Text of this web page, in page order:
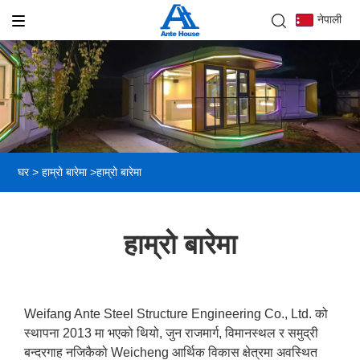
नेपाली
घर > हाम्रो बारेमा >हाम्रो बारेमा
हाम्रो बारेमा
Weifang Ante Steel Structure Engineering Co., Ltd. को
स्थापना 2013 मा भएको थियो, जुन राजमार्ग, विमानस्थल र समुद्री
बन्दरगाह नजिकैको Weicheng आर्थिक विकास क्षेत्रमा अवस्थित